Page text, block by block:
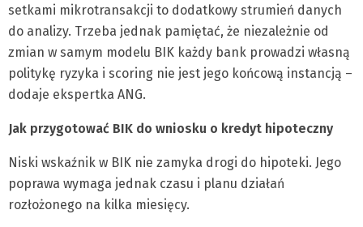
setkami mikrotransakcji to dodatkowy strumień danych
do analizy. Trzeba jednak pamiętać, że niezależnie od
zmian w samym modelu BIK każdy bank prowadzi własną
politykę ryzyka i scoring nie jest jego końcową instancją –
dodaje ekspertka ANG.
Jak przygotować BIK do wniosku o kredyt hipoteczny
Niski wskaźnik w BIK nie zamyka drogi do hipoteki. Jego
poprawa wymaga jednak czasu i planu działań
rozłożonego na kilka miesięcy.